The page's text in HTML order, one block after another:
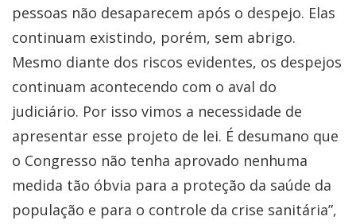
pessoas não desaparecem após o despejo. Elas
continuam existindo, porém, sem abrigo.
Mesmo diante dos riscos evidentes, os despejos
continuam acontecendo com o aval do
judiciário. Por isso vimos a necessidade de
apresentar esse projeto de lei. É desumano que
o Congresso não tenha aprovado nenhuma
medida tão óbvia para a proteção da saúde da
população e para o controle da crise sanitária”,